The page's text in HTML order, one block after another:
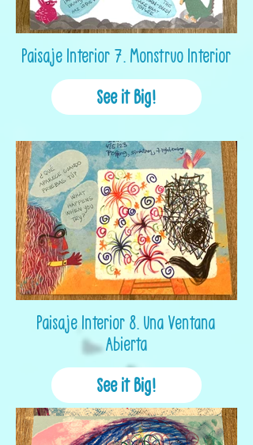
Paisaje Interior 7. Monstruo Interior
See it Big!
Paisaje Interior 8. Una Ventana
Abierta
See it Big!